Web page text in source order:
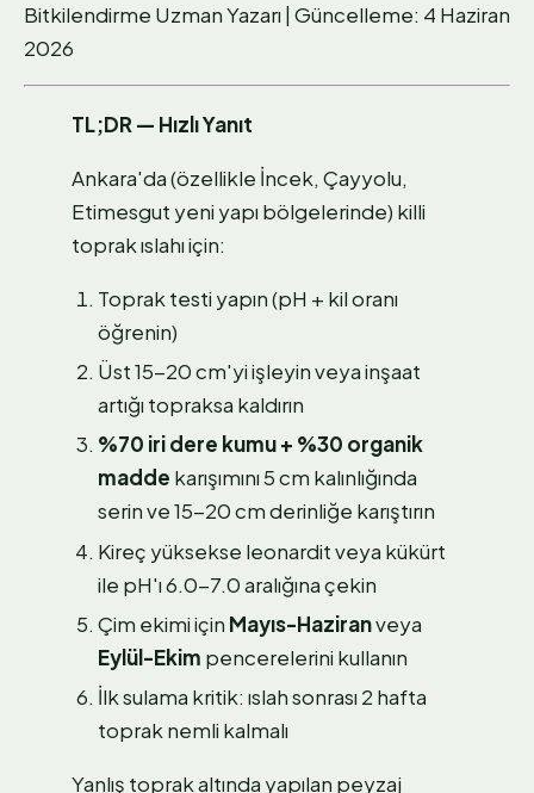
Bitkilendirme Uzman Yazarı | Güncelleme: 4 Haziran
2026
TL;DR — Hızlı Yanıt
Ankara'da (özellikle İncek, Çayyolu,
Etimesgut yeni yapı bölgelerinde) killi
toprak ıslahı için:
Toprak testi yapın (pH + kil oranı
öğrenin)
Üst 15-20 cm'yi işleyin veya inşaat
artığı topraksa kaldırın
%70 iri dere kumu + %30 organik
madde karışımını 5 cm kalınlığında
serin ve 15-20 cm derinliğe karıştırın
Kireç yüksekse leonardit veya kükürt
ile pH'ı 6.0-7.0 aralığına çekin
Çim ekimi için Mayıs-Haziranveya
Eylül-Ekim pencerelerini kullanın
İlk sulama kritik: ıslah sonrası 2 hafta
toprak nemli kalmalı
Yanlış toprak altında yapılan peyzaj